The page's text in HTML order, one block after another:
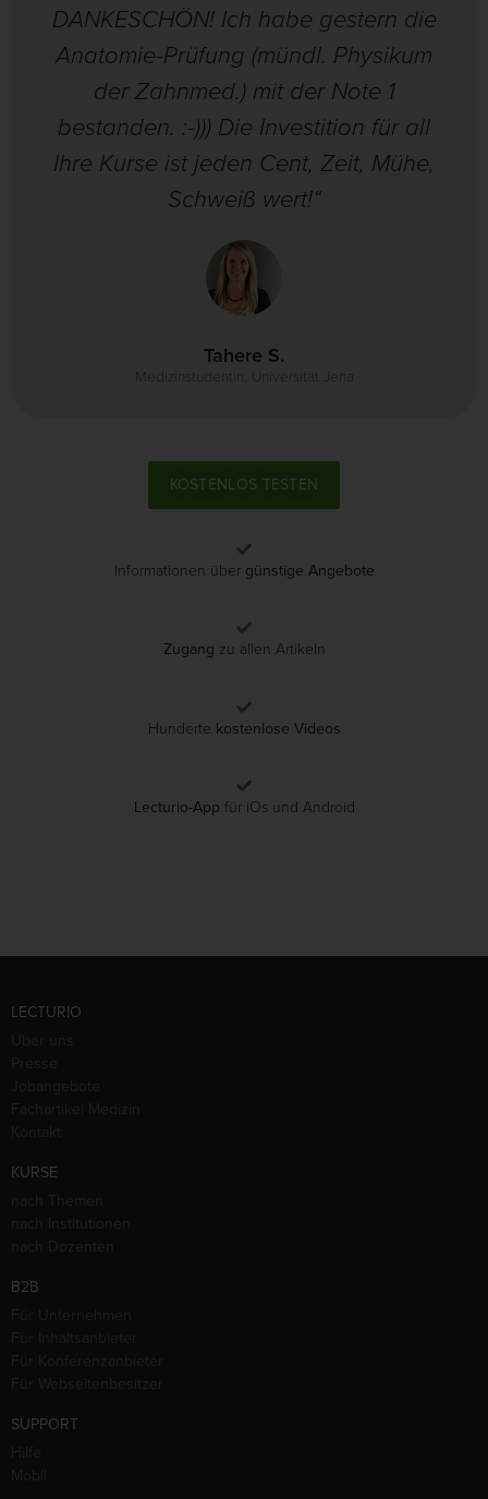
DANKESCHÖN! Ich habe gestern die
Anatomie-Prüfung (mündl. Physikum
der Zahnmed.) mit der Note 1
bestanden. :-))) Die Investition für all
Ihre Kurse ist jeden Cent, Zeit, Mühe,
Schweiß wert!“
Tahere S.
KOSTENLOS TESTEN
Informationen über günstige Angebote
Zugang zu allen Artikeln
Hunderte kostenlose Videos
Lecturio-App für iOs und Android
LECTURIO
KURSE
B2B
SUPPORT